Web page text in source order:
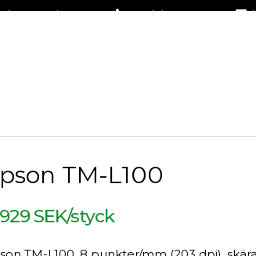
av sortimentet +46 (0)31-27 42 30
TM-L100
SEK/styck